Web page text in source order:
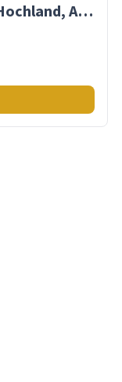
Peru Reiseführer – Tipps zu Hochland, Amazonas & Inka-Erbe